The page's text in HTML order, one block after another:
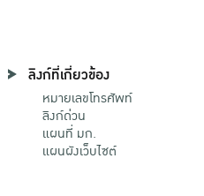
ลิงก์ที่เกี่ยวข้อง
หมายเลขโทรศัพท์
ลิงก์ด่วน
แผนที่ มก.
แผนผังเว็บไซต์